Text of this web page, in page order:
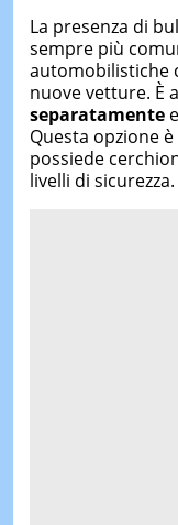
La presenza di
sempre più
automobilistiche
nuove vetture. È
separatamente
Questa opzione
possiede
livelli di sicurezza.